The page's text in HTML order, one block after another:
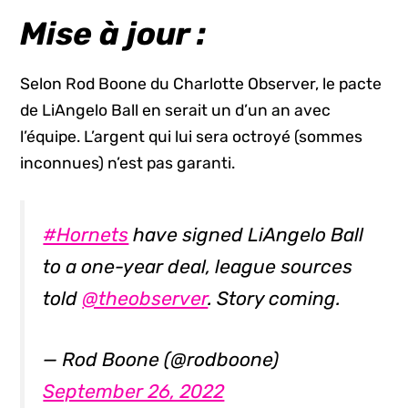
Mise à jour :
Selon Rod Boone du Charlotte Observer, le pacte
de LiAngelo Ball en serait un d’un an avec
l’équipe. L’argent qui lui sera octroyé (sommes
inconnues) n’est pas garanti.
#Hornets have signed LiAngelo Ball
to a one-year deal, league sources
told @theobserver. Story coming.
— Rod Boone (@rodboone)
September 26, 2022